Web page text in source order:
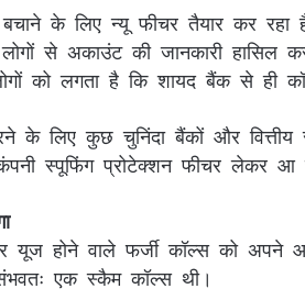
के लिए न्यू फीचर तैयार कर
लोगों से अकाउंट की जानकारी
को लगता है कि शायद बैंक से ही
लिए कुछ चुनिंदा बैंकों और वित्तीय
स्पूफिंग प्रोटेक्शन फीचर लेकर आ
यूज होने वाले फर्जी कॉल्स को अपने
एक स्कैम कॉल्स थी।